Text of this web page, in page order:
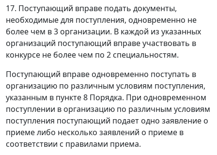
17. Поступающий вправе подать документы,
необходимые для поступления, одновременно не
более чем в 3 организации. В каждой из указанных
организаций поступающий вправе участвовать в
конкурсе не более чем по 2 специальностям.
Поступающий вправе одновременно поступать в
организацию по различным условиям поступления,
указанным в пункте 8 Порядка. При одновременном
поступлении в организацию по различным условиям
поступления поступающий подает одно заявление о
приеме либо несколько заявлений о приеме в
соответствии с правилами приема.